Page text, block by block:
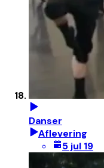
Danser
Aflevering
5 jul 19